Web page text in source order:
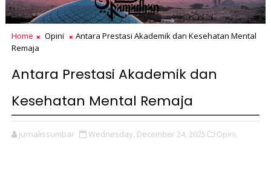
Home Opini
Antara Prestasi Akademik dan Kesehatan Mental
Remaja
Antara Prestasi Akademik dan
Kesehatan Mental Remaja
jurnalissumbar Wednesday, December 24, 2025 Opini,